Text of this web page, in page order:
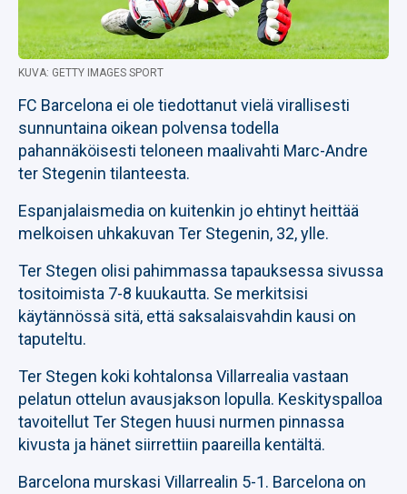
KUVA: GETTY IMAGES SPORT
FC Barcelona ei ole tiedottanut vielä virallisesti
sunnuntaina oikean polvensa todella
pahannäköisesti teloneen maalivahti Marc-Andre
ter Stegenin tilanteesta.
Espanjalaismedia on kuitenkin jo ehtinyt heittää
melkoisen uhkakuvan Ter Stegenin, 32, ylle.
Ter Stegen olisi pahimmassa tapauksessa sivussa
tositoimista 7-8 kuukautta. Se merkitsisi
käytännössä sitä, että saksalaisvahdin kausi on
taputeltu.
Ter Stegen koki kohtalonsa Villarrealia vastaan
pelatun ottelun avausjakson lopulla. Keskityspalloa
tavoitellut Ter Stegen huusi nurmen pinnassa
kivusta ja hänet siirrettiin paareilla kentältä.
Barcelona murskasi Villarrealin 5-1. Barcelona on